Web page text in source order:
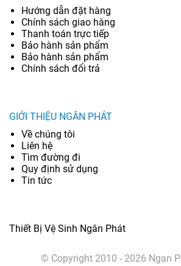
Hướng dẫn đặt hàng
Chính sách giao hàng
Thanh toán trực tiếp
Bảo hành sản phẩm
Bảo hành sản phẩm
Chính sách đổi trả
GIỚI THIỆU NGÂN PHÁT
Về chúng tôi
Liên hệ
Tìm đường đi
Quy định sử dụng
Tin tức
Thiết Bị Vệ Sinh Ngân Phát
© Copyright 2010 - 2026 Ngan